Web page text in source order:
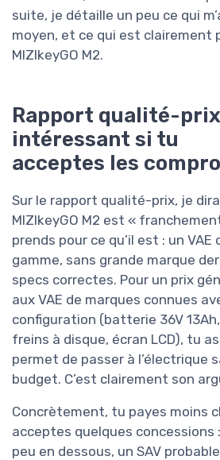
suite, je détaille un peu ce qui
moyen, et ce qui est clairement
MIZIkeyGO M2.
Rapport qualité-
intéressant si tu
acceptes les
Sur le rapport qualité-prix, je
MIZIkeyGO M2 est «
prends pour ce qu’il est : un VAE
gamme, sans grande marque
specs correctes. Pour un prix
aux VAE de marques connues
configuration (batterie 36V
freins à disque, écran LCD), tu
permet de passer à l’électrique
budget. C’est clairement son
Concrètement, tu payes moins
acceptes quelques concessions
peu en dessous, un SAV